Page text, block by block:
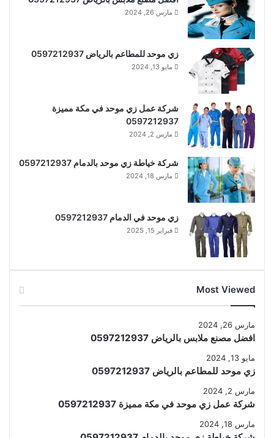
مارس 26, 2024
زي موحد للمطاعم بالرياض 0597212937
مايو 13, 2024
شركة عمل زي موحد في مكة مميزة
0597212937
مارس 2, 2024
شركة خياطة زي موحد بالدمام 0597212937
مارس 18, 2024
زي موحد في الدمام 0597212937
فبراير 15, 2025
Most Viewed
مارس 26, 2024
افضل مصنع ملابس بالرياض 0597212937
مايو 13, 2024
زي موحد للمطاعم بالرياض 0597212937
مارس 2, 2024
شركة عمل زي موحد في مكة مميزة 0597212937
مارس 18, 2024